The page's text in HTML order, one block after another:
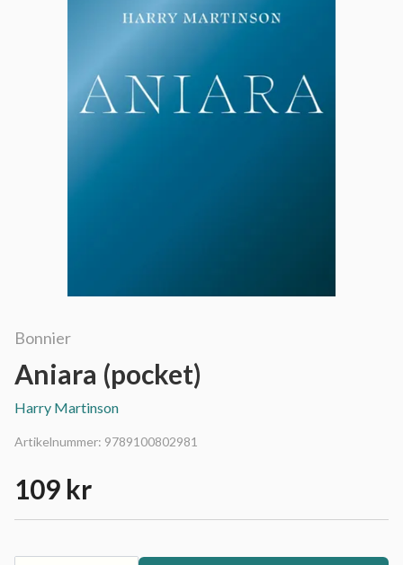
Bonnier
Aniara (pocket)
Harry Martinson
Artikelnummer: 9789100802981
109 kr